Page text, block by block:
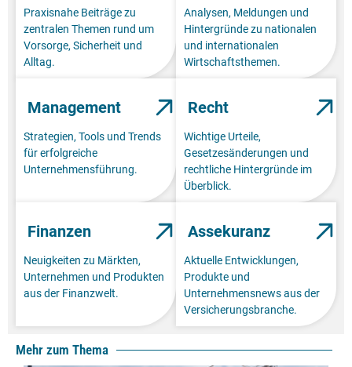
Praxisnahe Beiträge zu
zentralen Themen rund um
Vorsorge, Sicherheit und
Alltag.
Analysen, Meldungen und
Hintergründe zu nationalen
und internationalen
Wirtschaftsthemen.
Management
Strategien, Tools und Trends
für erfolgreiche
Unternehmensführung.
Recht
Wichtige Urteile,
Gesetzesänderungen und
rechtliche Hintergründe im
Überblick.
Finanzen
Neuigkeiten zu Märkten,
Unternehmen und Produkten
aus der Finanzwelt.
Assekuranz
Aktuelle Entwicklungen,
Produkte und
Unternehmensnews aus der
Versicherungsbranche.
Mehr zum Thema